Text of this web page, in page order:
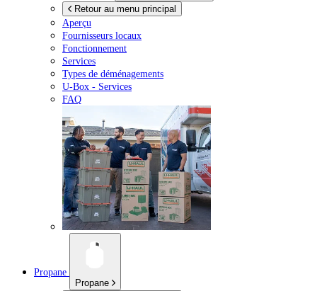
Retour au menu principal
Aperçu
Fournisseurs locaux
Fonctionnement
Services
Types de déménagements
U-Box - Services
FAQ
Propane
Propane